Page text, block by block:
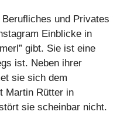
und Privates
Einblicke in
gibt. Sie ist eine
ist. Neben ihrer
sie sich dem
Martin Rütter in
sie scheinbar nicht.